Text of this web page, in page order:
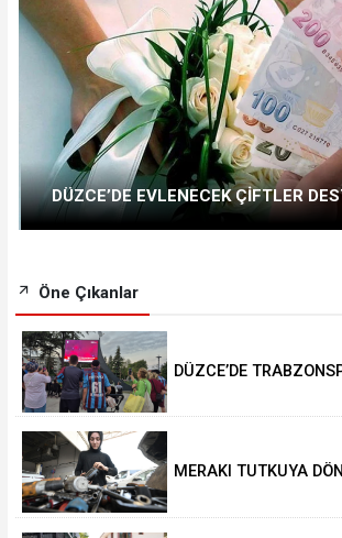
DÜZCE’DE EVLENECEK ÇİFTLER
Öne Çıkanlar
DÜZCE’DE
MERAKI TUTKUYA